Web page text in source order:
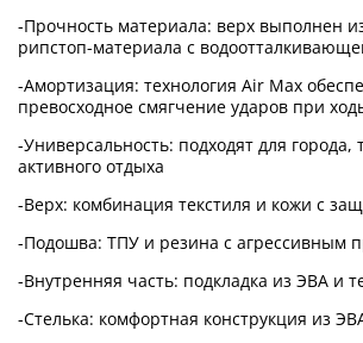
-Прочность материала: верх выполнен
рипстоп-материала с
-Амортизация: технология Air Max
превосходное смягчение ударов при
-Универсальность: подходят для города,
активного отдыха
-Верх: комбинация текстиля и кожи с
-Подошва: ТПУ и резина с агрессивным
-Внутренняя часть: подкладка из ЭВА и
-Стелька: комфортная конструкция из